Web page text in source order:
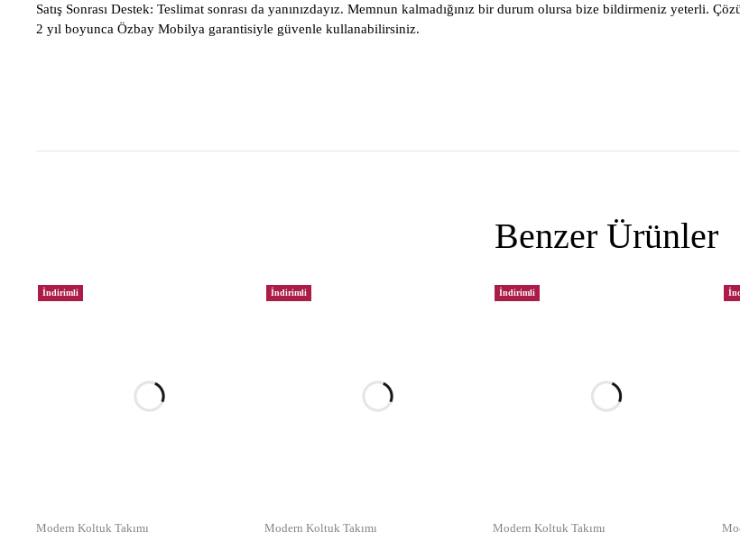
Satış Sonrası Destek: Teslimat sonrası da yanınızdayız. Memnun kalmadığınız bir durum olursa bize bildirmeniz yeterli.
2 yıl boyunca Özbay Mobilya garantisiyle güvenle kullanabilirsiniz.
Benzer Ürünler
İndirimli
Modern Koltuk Takımı
İndirimli
Modern Koltuk Takımı
İndirimli
Modern Koltuk Takımı